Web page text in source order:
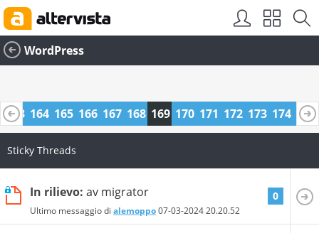
WordPress
163 164 165 166 167 168 169 170 171 172 173 174 175
Sticky Threads
In rilievo: av migrator
Ultimo messaggio di alemoppo07-03-202420.20.52
0